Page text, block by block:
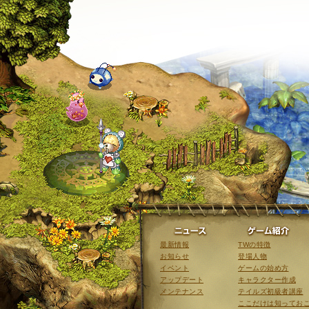
ニュース
最新情報
お知らせ
イベント
アップデート
メンテナンス
TWの特徴
登場人物
ゲームの始め方
キャラクター作成
テイルズ初級者講座
ここだけは知ってお